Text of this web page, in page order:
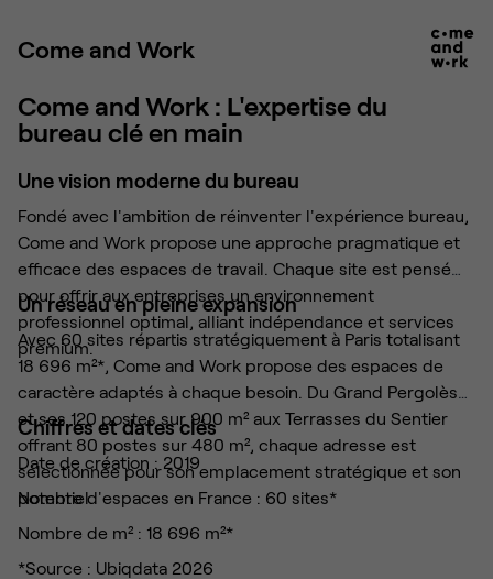
Come and Work
Come and Work : L'expertise du
bureau clé en main
Une vision moderne du bureau
Fondé avec l'ambition de réinventer l'expérience bureau,
Come and Work propose une approche pragmatique et
efficace des espaces de travail. Chaque site est pensé
pour offrir aux entreprises un environnement
professionnel optimal, alliant indépendance et services
premium.
Un réseau en pleine expansion
Avec 60 sites répartis stratégiquement à Paris totalisant
18 696 m²*, Come and Work propose des espaces de
caractère adaptés à chaque besoin. Du Grand Pergolèse
et ses 120 postes sur 900 m² aux Terrasses du Sentier
offrant 80 postes sur 480 m², chaque adresse est
sélectionnée pour son emplacement stratégique et son
potentiel.
Chiffres et dates clés
Date de création : 2019
Nombre d'espaces en France : 60 sites*
Nombre de m² : 18 696 m²*
*Source : Ubiqdata 2026